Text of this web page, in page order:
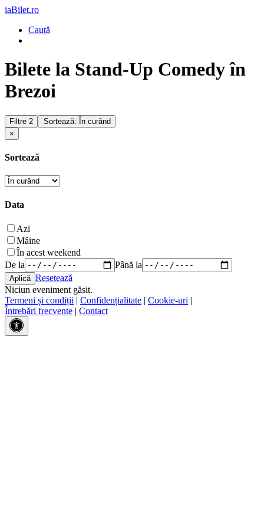
iaBilet.ro
Caută
Bilete la Stand-Up Comedy în
Brezoi
Filtre 2
Sortează: În curând
×
Sortează
Data
Azi
Mâine
În acest weekend
De la
Până la
Resetează
Niciun eveniment găsit.
Termeni și condiții | Confidențialitate | Cookie-uri |
Întrebări frecvente | Contact